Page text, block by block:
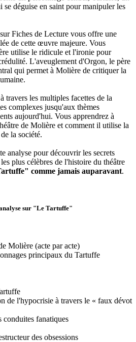
se déguise en saint pour manipuler les
Fiches de Lecture vous offre une
de cette œuvre majeure. Vous
utilise le ridicule et l'ironie pour
L'aveuglement d'Orgon, le père
qui permet à Molière de critiquer la
travers les multiples facettes de la
complexes jusqu'aux thèmes
aujourd'hui. Vous apprendrez à
de Molière et comment il utilise la
la société.
analyse pour découvrir les secrets
plus célèbres de l'histoire du théâtre
comme jamais auparavant.
sur "Le Tartuffe"
Molière (acte par acte)
principaux du Tartuffe
de l'hypocrisie à travers le « faux dévot
conduites fanatiques
des obsessions